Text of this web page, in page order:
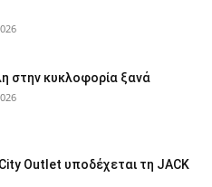
στην κυκλοφορία ξανά
Outlet υποδέχεται τη JACK